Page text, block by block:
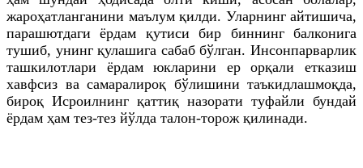
жароҳатланганини маълум қилди. Уларнинг айтишича,
парашютдаги ёрдам қутиси бир биннинг балконига
тушиб, унинг қулашига сабаб бўлган. Инсонпарварлик
ташкилотлари ёрдам юкларини ер орқали етказиш
хавфсиз ва самаралироқ бўлишини таъкидлашмоқда,
бироқ Исроилнинг қаттиқ назорати туфайли бундай
ёрдам ҳам тез-тез йўлда талон-торож қилинади.